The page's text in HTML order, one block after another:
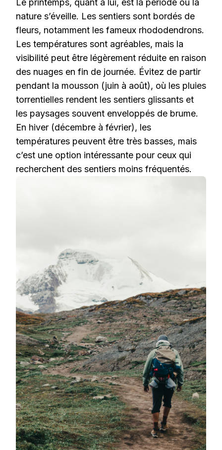
Le printemps, quant à lui, est la période où la
nature s’éveille. Les sentiers sont bordés de
fleurs, notamment les fameux rhododendrons.
Les températures sont agréables, mais la
visibilité peut être légèrement réduite en raison
des nuages en fin de journée. Évitez de partir
pendant la mousson (juin à août), où les pluies
torrentielles rendent les sentiers glissants et
les paysages souvent enveloppés de brume.
En hiver (décembre à février), les
températures peuvent être très basses, mais
c’est une option intéressante pour ceux qui
recherchent des sentiers moins fréquentés.